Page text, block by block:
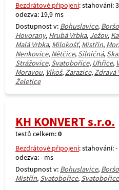
Bezdrátové připojení: stahování:
odezva: 19,9 ms
Dostupnost v: Bohuslavice,
Hovorany, Hrubá Vrbka, Ježov,
Malá Vrbka, Milokošť, Mistřín,
Nenkovice, Nětčice, Silničná,
Strážovice, Svatobořice, Uhřice,
Moravou, Vlkoš,Zarazice,Zdravá
Želetice
KH KONVERT s.r.o.
testů celkem:0
Bezdrátové připojení: stahování:
odezva: - ms
Dostupnost v: Bohuslavice,
Mistřín, Svatobořice,